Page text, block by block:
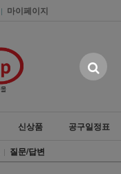
| 마이페이지
신상품
공구일정표
| 질문/답변